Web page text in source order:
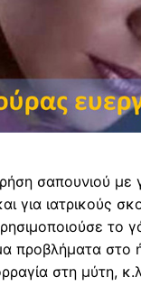
σαπουνιού με
για ιατρικούς
το
προβλήματα στο
στη μύτη,